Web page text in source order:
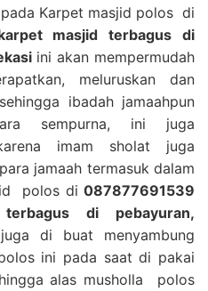
Karpet masjid polos di
masjid terbagus di
ini akan mempermudah
meluruskan dan
ibadah jamaahpun
sempurna, ini juga
imam sholat juga
jamaah termasuk dalam
polos di 087877691539
di pebayuran,
di buat menyambung
ini pada saat di pakai
alas musholla polos